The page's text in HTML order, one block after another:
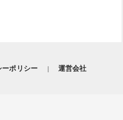
ポリシー 運営会社